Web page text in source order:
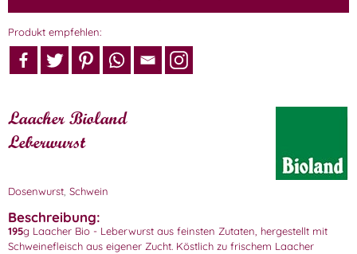
Produkt empfehlen:
Laacher Bioland
Leberwurst
Dosenwurst Schwein
Beschreibung:
195g Laacher Bio - Leberwurst aus feinsten Zutaten, hergestellt mit
Schweinefleisch aus eigener Zucht. Köstlich zu frischem Laacher